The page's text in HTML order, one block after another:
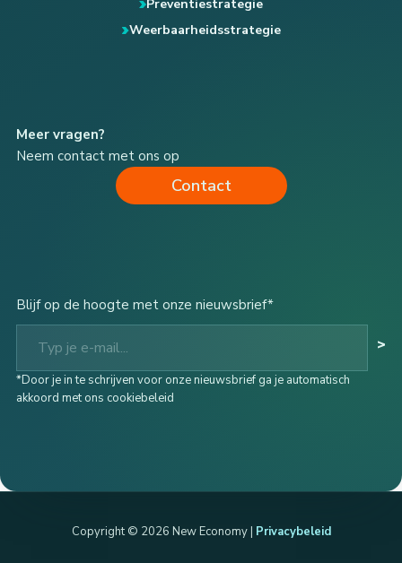
Preventiestrategie
Weerbaarheidsstrategie
Meer vragen?
Neem contact met ons op
Contact
Blijf op de hoogte met onze nieuwsbrief*
Typ je e-mail...
>
*Door je in te schrijven voor onze nieuwsbrief ga je automatisch
akkoord met ons cookiebeleid
Copyright © 2026 New Economy | Privacybeleid